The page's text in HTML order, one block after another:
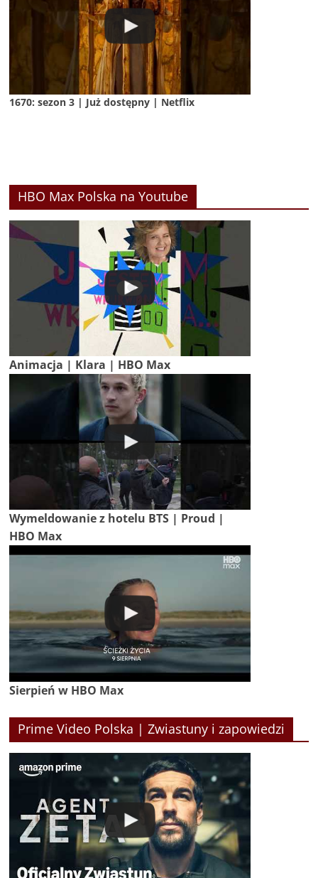
1670: sezon 3 | Już dostępny | Netflix
HBO Max Polska na Youtube
Animacja | Klara | HBO Max
Wymeldowanie z hotelu BTS | Proud |
HBO Max
Sierpień w HBO Max
Prime Video Polska | Zwiastuny i zapowiedzi